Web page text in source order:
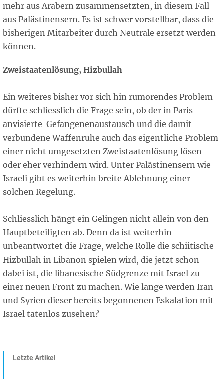
mehr aus Arabern zusammensetzten, in diesem Fall
aus Palästinensern. Es ist schwer vorstellbar, dass die
bisherigen Mitarbeiter durch Neutrale ersetzt werden
können.
Zweistaatenlösung, Hizbullah
Ein weiteres bisher vor sich hin rumorendes Problem
dürfte schliesslich die Frage sein, ob der in Paris
anvisierte Gefangenenaustausch und die damit
verbundene Waffenruhe auch das eigentliche Problem
einer nicht umgesetzten Zweistaatenlösung lösen
oder eher verhindern wird. Unter Palästinensern wie
Israeli gibt es weiterhin breite Ablehnung einer
solchen Regelung.
Schliesslich hängt ein Gelingen nicht allein von den
Hauptbeteiligten ab. Denn da ist weiterhin
unbeantwortet die Frage, welche Rolle die schiitische
Hizbullah in Libanon spielen wird, die jetzt schon
dabei ist, die libanesische Südgrenze mit Israel zu
einer neuen Front zu machen. Wie lange werden Iran
und Syrien dieser bereits begonnenen Eskalation mit
Israel tatenlos zusehen?
Letzte Artikel